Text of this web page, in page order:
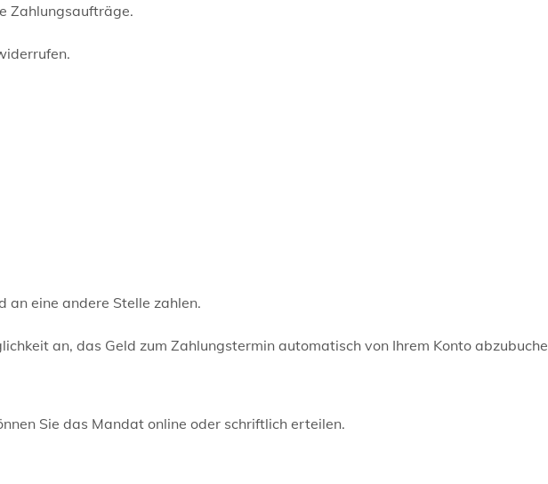
Zahlungsaufträge.
an eine andere Stelle zahlen.
an, das Geld zum Zahlungstermin automatisch von Ihrem Konto
Sie das Mandat online oder schriftlich erteilen.